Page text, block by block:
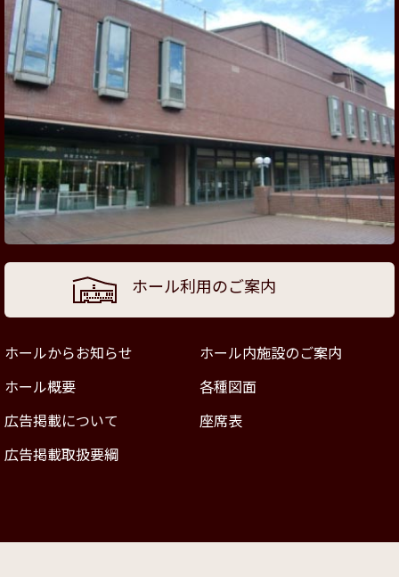
ホール利用のご案内
ホールからお知らせ
ホール内施設のご案内
ホール概要
各種図面
広告掲載について
座席表
広告掲載取扱要綱